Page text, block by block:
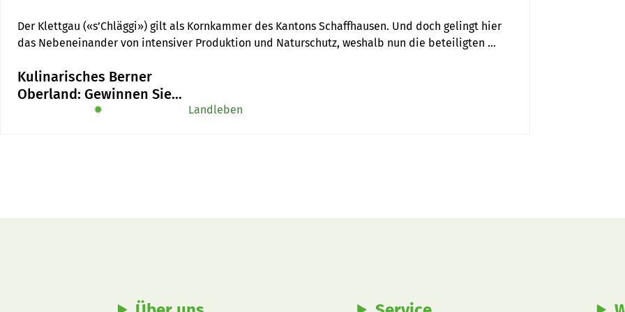
Der Klettgau («s’Chläggi») gilt als Kornkammer des Kantons Schaffhausen. Und doch gelingt hier
das Nebeneinander von intensiver Produktion und Naturschutz, weshalb nun die beteiligten
Kulinarisches Berner
Oberland: Gewinnen Sie
das Buch «Alpe-Chuchi»
✹ Landleben